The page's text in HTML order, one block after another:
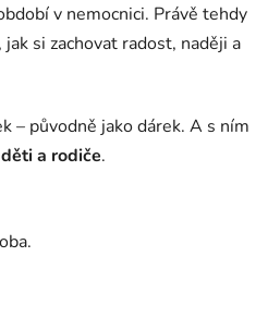
v nemocnici. Právě tehdy
si zachovat radost, naději a
– původně jako dárek. A s ním
a rodiče.